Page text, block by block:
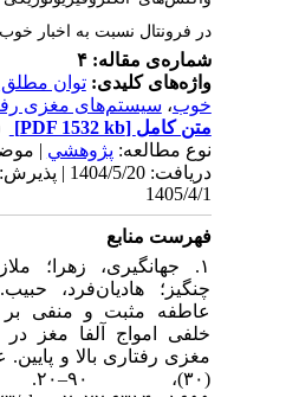
خبر
تخصصي
دریافت: 1404/5/20 | پذیرش: 1405/1/8 | انتشار:
رحیمی،
چنگیز؛ هادیان‌فرد، حبیب. (۱۴۰۱). اثر القاء
پیشانی و
با سیستم‌های
مغزی رفتاری بالا و پایین. عصب‌روان‌شناسی، ۸
(۳۰)، ۹۰–۲۰. https://doi.org/